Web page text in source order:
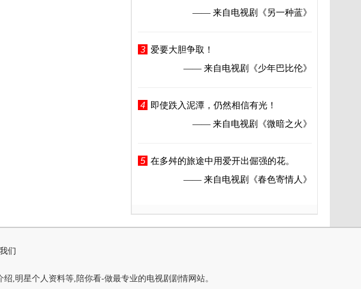
—— 来自电视剧
《另一种蓝》
3
爱要大胆争取！
—— 来自电视剧
《少年巴比伦》
4
即使跌入泥潭，仍然相信有光！
—— 来自电视剧
《微暗之火》
5 在多舛的旅途中用爱开出倔强的花。
—— 来自电视剧
《春色寄情人》
们
,明星个人资料等,陪你看-做最专业的电视剧剧情网站。